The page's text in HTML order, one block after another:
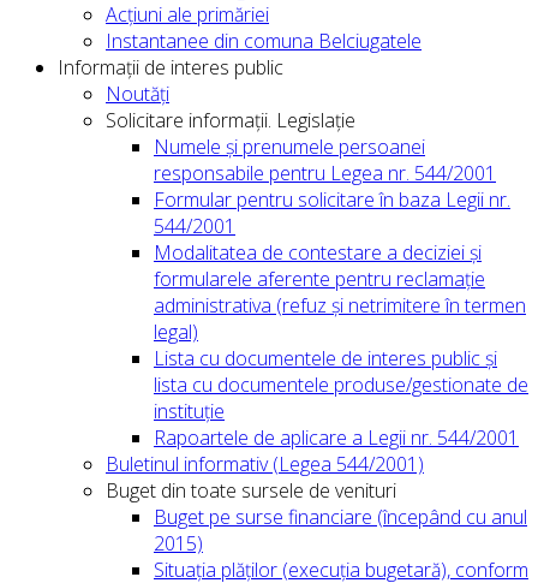
Acțiuni ale primăriei
Instantanee din comuna Belciugatele
Informații de interes public
Noutăți
Solicitare informații. Legislație
Numele și prenumele persoanei
responsabile pentru Legea nr. 544/2001
Formular pentru solicitare în baza Legii nr.
544/2001
Modalitatea de contestare a deciziei și
formularele aferente pentru reclamație
administrativa (refuz și netrimitere în termen
legal)
Lista cu documentele de interes public și
lista cu documentele produse/gestionate de
instituție
Rapoartele de aplicare a Legii nr. 544/2001
Buletinul informativ (Legea 544/2001)
Buget din toate sursele de venituri
Buget pe surse financiare (începând cu anul
2015)
Situația plăților (execuția bugetară), conform